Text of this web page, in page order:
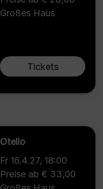
Großes Haus
Tickets
Otello
Fr 16.4.27, 18:00
Preise ab € 33,00